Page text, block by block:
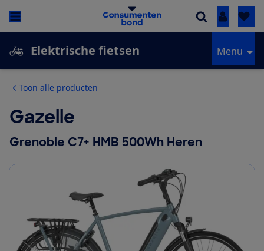
Inloggen
Elektrische fietsen Menu
Toon alle producten
Gazelle
Grenoble C7+ HMB 500Wh Heren